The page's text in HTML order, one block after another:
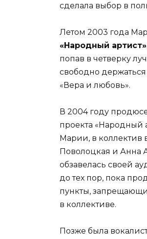
сделала выбор в
Летом 2003 года
«Народный артист»
попав в четверку
свободно
«Вера и любовь».
В 2004 году
проекта «Народный
Марии, в коллектив
Поволоцкая и Анна
обзавелась своей
до тех пор, пока
пункты,
в коллективе.
Позже была